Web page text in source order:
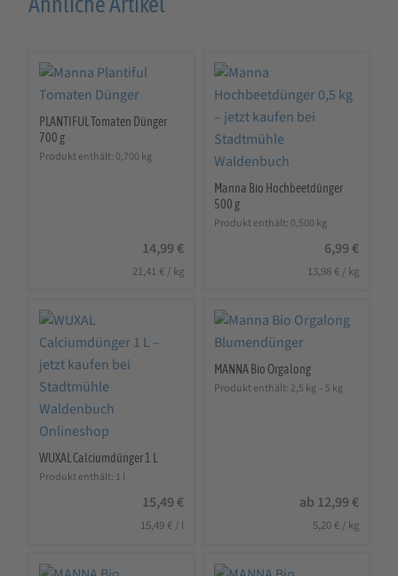
PLANTIFUL Tomaten Dünger
700 g
Produkt enthält: 0,700 kg
14,99 €
21,41 € / kg
Manna Bio Hochbeetdünger
500 g
Produkt enthält: 0,500 kg
6,99 €
13,98 €/ kg
WUXAL Calciumdünger 1 L
Produkt enthält: 1 l
15,49 €
15,49 € / l
MANNA Bio Orgalong
Produkt enthält: 2,5 kg– 5 kg
ab 12,99 €
5,20 €/ kg